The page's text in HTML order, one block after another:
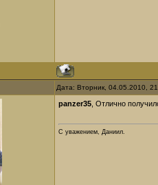
Дата: Вторник, 04.05.2010,
panzer35 , Отлично
С уважением, Даниил.